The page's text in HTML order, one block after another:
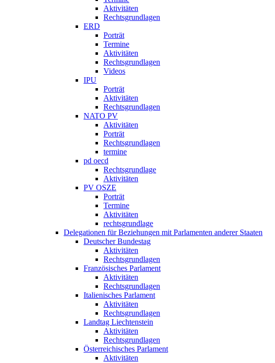
Aktivitäten
Rechtsgrundlagen
ERD
Porträt
Termine
Aktivitäten
Rechtsgrundlagen
Videos
IPU
Porträt
Aktivitäten
Rechtsgrundlagen
NATO PV
Aktivitäten
Porträt
Rechtsgrundlagen
termine
pd oecd
Rechtsgrundlage
Aktivitäten
PV OSZE
Porträt
Termine
Aktivitäten
rechtsgrundlage
Delegationen für Beziehungen mit Parlamenten anderer Staaten
Deutscher Bundestag
Aktivitäten
Rechtsgrundlagen
Französisches Parlament
Aktivitäten
Rechtsgrundlagen
Italienisches Parlament
Aktivitäten
Rechtsgrundlagen
Landtag Liechtenstein
Aktivitäten
Rechtsgrundlagen
Österreichisches Parlament
Aktivitäten